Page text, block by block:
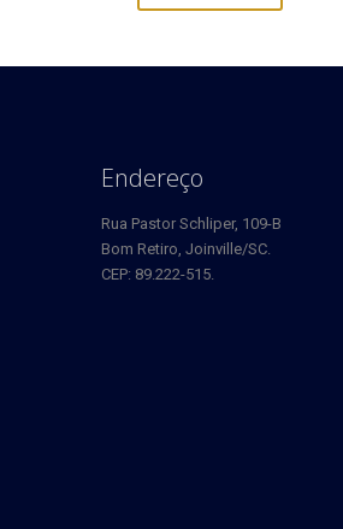
Endereço
Rua Pastor Schliper, 109-B
Bom Retiro, Joinville/SC.
CEP: 89.222-515.